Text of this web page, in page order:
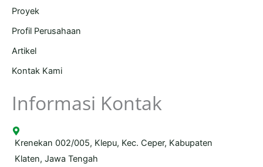
Proyek
Profil Perusahaan
Artikel
Kontak Kami
Informasi Kontak
Krenekan 002/005, Klepu, Kec. Ceper, Kabupaten
Klaten, Jawa Tengah